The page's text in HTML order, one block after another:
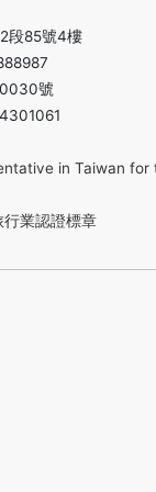
段85號4樓
號
in Taiwan for
業認證標章